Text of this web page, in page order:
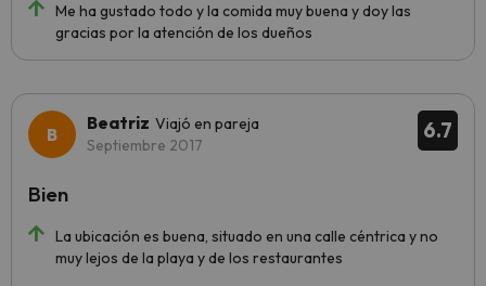
Me ha gustado todo y la comida muy buena y doy las
gracias por la atención de los dueños
6.7
Beatriz Viajó en pareja
Septiembre 2017
La ubicación es buena, situado en una calle céntrica y no
muy lejos de la playa y de los restaurantes
Bien